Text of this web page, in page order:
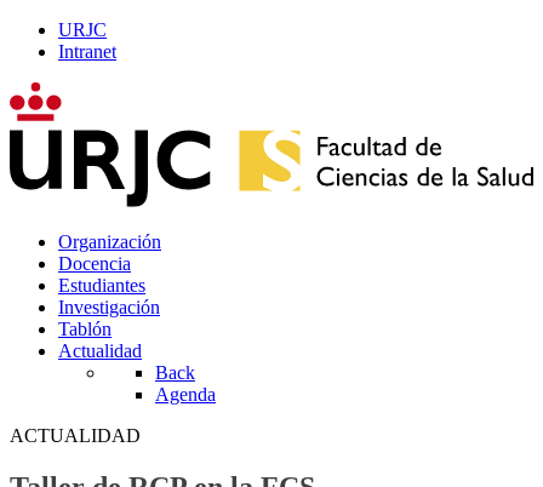
URJC
Intranet
Organización
Docencia
Estudiantes
Investigación
Tablón
Actualidad
Back
Agenda
ACTUALIDAD